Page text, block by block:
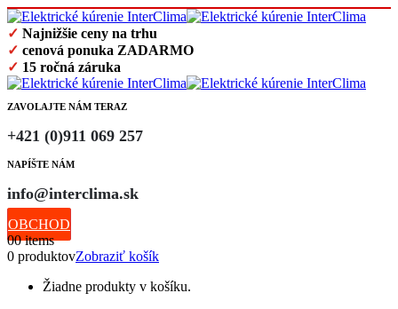
✓ Najnižšie ceny na trhu
✓ cenová ponuka ZADARMO
✓ 15 ročná záruka
ZAVOLAJTE NÁM TERAZ
+421 (0)911 069 257
NAPÍŠTE NÁM
info@interclima.sk
OBCHOD
00 items
0 produktovZobraziť košík
Žiadne produkty v košíku.